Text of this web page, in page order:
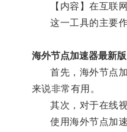
【内容】在互联网
这一工具的主要作
海外节点加速器最新版
首先，海外节点加
来说非常有用。
其次，对于在线视
使用海外节点加速